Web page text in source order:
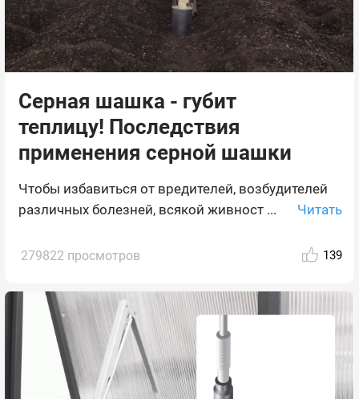
Серная шашка - губит
теплицу! Последствия
применения серной шашки
Чтобы избавиться от вредителей, возбудителей
различных болезней, всякой живност ...
Читать
279822 просмотров 139